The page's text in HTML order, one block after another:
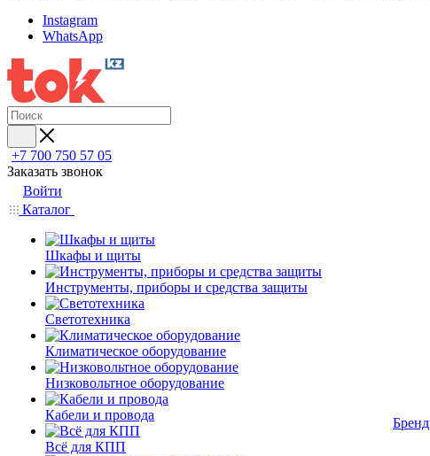
Instagram
WhatsApp
+7 700 750 57 05
Заказать звонок
Войти
Каталог
Шкафы и щиты
Инструменты, приборы и средства защиты
Светотехника
Климатическое оборудование
Низковольтное оборудование
Кабели и провода
Всё для КПП